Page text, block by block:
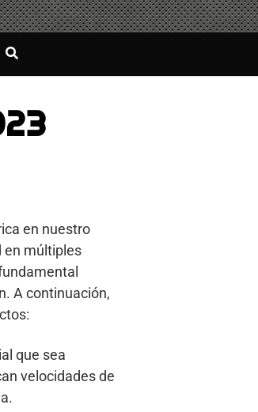
en nuestro
en múltiples
A continuación,
que sea
velocidades de